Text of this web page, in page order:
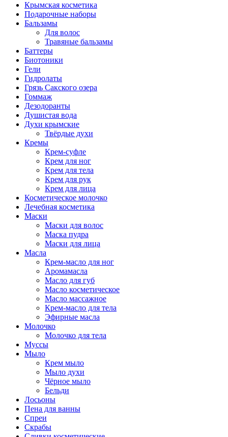
Крымская косметика
Подарочные наборы
Бальзамы
Для волос
Травяные бальзамы
Баттеры
Биотоники
Гели
Гидролаты
Грязь Сакского озера
Гоммаж
Дезодоранты
Душистая вода
Духи крымские
Твёрдые духи
Кремы
Крем-суфле
Крем для ног
Крем для тела
Крем для рук
Крем для лица
Косметическое молочко
Лечебная косметика
Маски
Маски для волос
Маска пудра
Маски для лица
Масла
Крем-масло для ног
Аромамасла
Масло для губ
Масло косметическое
Масло массажное
Крем-масло для тела
Эфирные масла
Молочко
Молочко для тела
Муссы
Мыло
Крем мыло
Мыло духи
Чёрное мыло
Бельди
Лосьоны
Пена для ванны
Спреи
Скрабы